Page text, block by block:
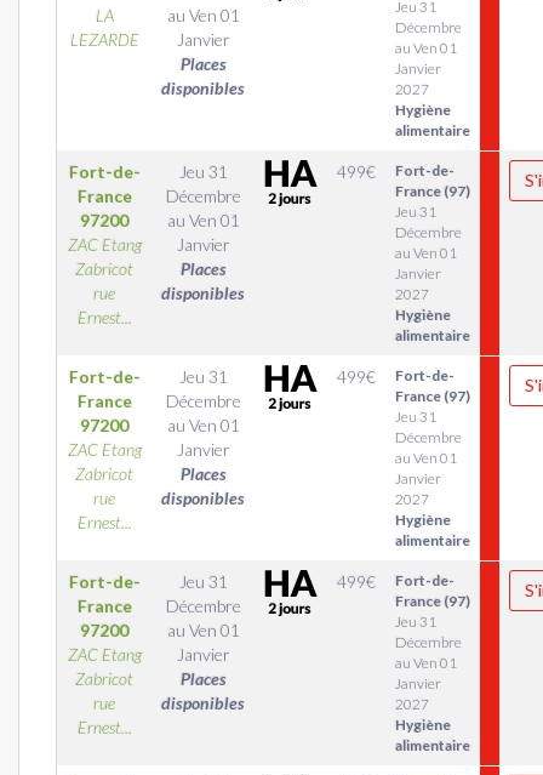
LA
LEZARDE
au Ven 01
Janvier
Places
disponibles
Jeu 31
Décembre
au Ven 01
Janvier
2027
Hygiène
alimentaire
Fort-de-
France
97200
ZAC Etang
Zabricot
rue
Ernest...
Jeu 31
Décembre
au Ven 01
Janvier
Places
disponibles
499€
Fort-de-
France (97)
Jeu 31
Décembre
au Ven 01
Janvier
2027
Hygiène
alimentaire
Fort-de-
France
97200
ZAC Etang
Zabricot
rue
Ernest...
Jeu 31
Décembre
au Ven 01
Janvier
Places
disponibles
499€
Fort-de-
France (97)
Jeu 31
Décembre
au Ven 01
Janvier
2027
Hygiène
alimentaire
Fort-de-
France
97200
ZAC Etang
Zabricot
rue
Ernest...
Jeu 31
Décembre
au Ven 01
Janvier
Places
disponibles
499€
Fort-de-
France (97)
Jeu 31
Décembre
au Ven 01
Janvier
2027
Hygiène
alimentaire